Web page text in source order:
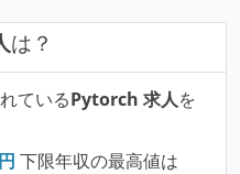
は？
ているPytorch 求人を
下限年収の最高値は